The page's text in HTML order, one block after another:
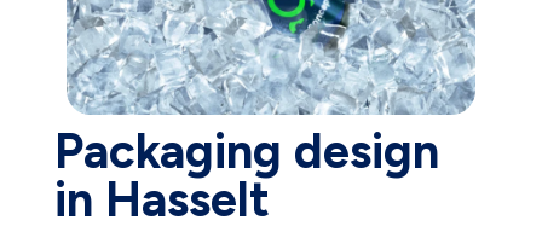
Packaging design
in Hasselt